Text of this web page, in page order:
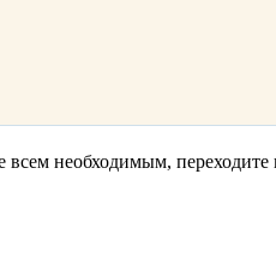
необходимым, переходите